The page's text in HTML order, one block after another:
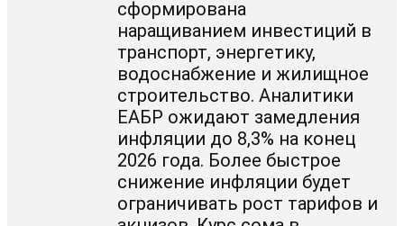
сформирована
наращиванием инвестиций в
транспорт, энергетику,
водоснабжение и жилищное
строительство. Аналитики
ЕАБР ожидают замедления
инфляции до 8,3% на конец
2026 года. Более быстрое
снижение инфляции будет
ограничивать рост тарифов и